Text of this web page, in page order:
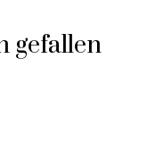
gefallen